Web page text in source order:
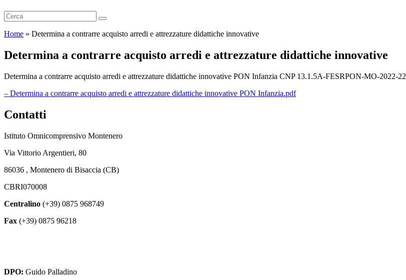
Home » Determina a contrarre acquisto arredi e attrezzature didattiche innovative
Determina a contrarre acquisto arredi e attrezzature didattiche innovative
Determina a contrarre acquisto arredi e attrezzature didattiche innovative PON Infanzia CNP 13.1.5A-FESRPON-MO-2022-22
– Determina a contrarre acquisto arredi e attrezzature didattiche innovative PON Infanzia.pdf
Contatti
Istituto Omnicomprensivo Montenero
Via Vittorio Argentieri, 80
86036 , Montenero di Bisaccia (CB)
CBRI070008
Centralino (+39) 0875 968749
Fax (+39) 0875 96218
DPO: Guido Palladino